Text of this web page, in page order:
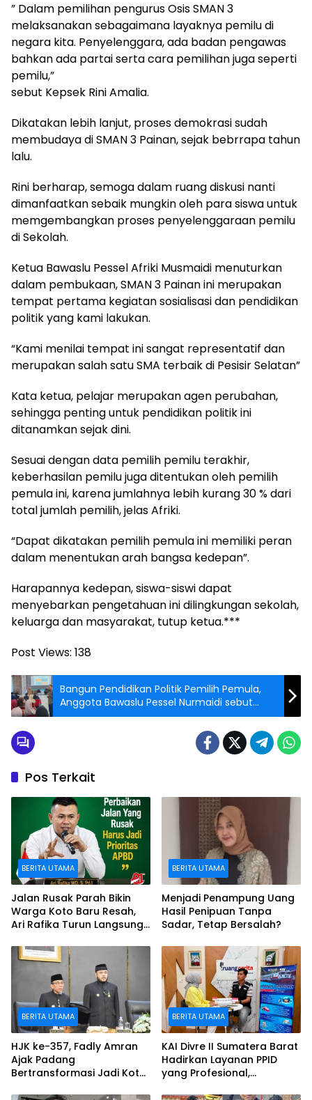
” Dalam pemilihan pengurus Osis SMAN 3
melaksanakan sebagaimana layaknya pemilu di
negara kita. Penyelenggara, ada badan pengawas
bahkan ada partai serta cara pemilihan juga seperti
pemilu,”
sebut Kepsek Rini Amalia.
Dikatakan lebih lanjut, proses demokrasi sudah
membudaya di SMAN 3 Painan, sejak bebrrapa tahun
lalu.
Rini berharap, semoga dalam ruang diskusi nanti
dimanfaatkan sebaik mungkin oleh para siswa untuk
memgembangkan proses penyelenggaraan pemilu
di Sekolah.
Ketua Bawaslu Pessel Afriki Musmaidi menuturkan
dalam pembukaan, SMAN 3 Painan ini merupakan
tempat pertama kegiatan sosialisasi dan pendidikan
politik yang kami lakukan.
“Kami menilai tempat ini sangat representatif dan
merupakan salah satu SMA terbaik di Pesisir Selatan”
Kata ketua, pelajar merupakan agen perubahan,
sehingga penting untuk pendidikan politik ini
ditanamkan sejak dini.
Sesuai dengan data pemilih pemilu terakhir,
keberhasilan pemilu juga ditentukan oleh pemilih
pemula ini, karena jumlahnya lebih kurang 30 % dari
total jumlah pemilih, jelas Afriki.
“Dapat dikatakan pemilih pemula ini memiliki peran
dalam menentukan arah bangsa kedepan”.
Harapannya kedepan, siswa-siswi dapat
menyebarkan pengetahuan ini dilingkungan sekolah,
keluarga dan masyarakat, tutup ketua.***
Post Views: 138
Bangun Pendidikan Politik Pemilih Pemula,
Anggota Bawaslu Pessel Nurmaidi sebut
Politik Uang Merusak Tatanan Demokrasi
Pos Terkait
BERITA UTAMA
Jalan Rusak Parah Bikin
Warga Koto Baru Resah,
Ari Rafika Turun Langsung
BERITA UTAMA
Menjadi Penampung Uang
Hasil Penipuan Tanpa
Sadar, Tetap Bersalah?
BERITA UTAMA
HJK ke-357, Fadly Amran
Ajak Padang
Bertransformasi Jadi Kota
BERITA UTAMA
KAI Divre II Sumatera Barat
Hadirkan Layanan PPID
yang Profesional,